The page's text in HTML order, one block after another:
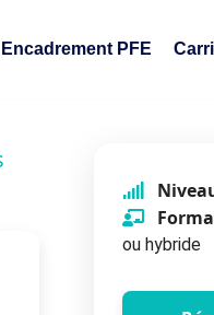
Encadrement PFE
ou hybride